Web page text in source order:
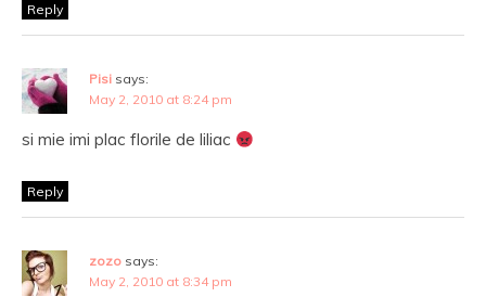
Reply
Pisi says:
May 2, 2010 at 8:24 pm
si mie imi plac florile de liliac
Reply
zozo says:
May 2, 2010 at 8:34 pm